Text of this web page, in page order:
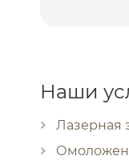
Наши
Лазерная